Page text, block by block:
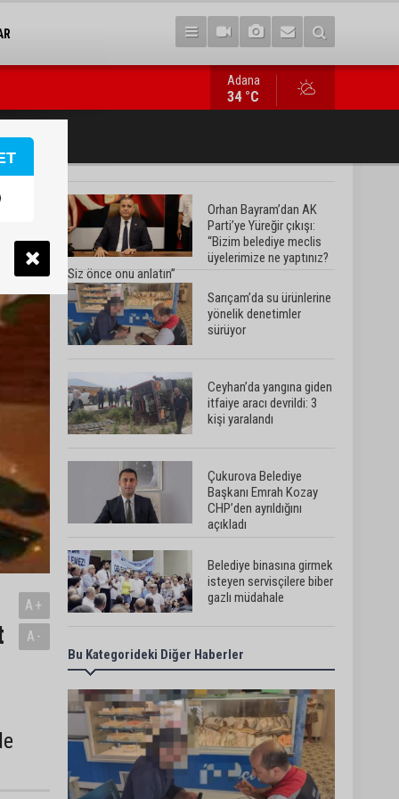
Ceyhan’da yangına giden itfaiye aracı devrildi: 3 kişi yaralandı
Adana
34 °C
A+
A-
Orhan Bayram’dan AK
Parti’ye Yüreğir çıkışı:
“Bizim belediye meclis
üyelerimize ne yaptınız?
Siz önce onu anlatın”
Sarıçam’da su ürünlerine
yönelik denetimler
sürüyor
Ceyhan’da yangına giden
itfaiye aracı devrildi: 3
kişi yaralandı
Çukurova Belediye
Başkanı Emrah Kozay
CHP’den ayrıldığını
açıkladı
Belediye binasına girmek
isteyen servisçilere biber
gazlı müdahale
Adana’da taziye evinde
silah çeken kişi
gözaltına alındı
Doç. Dr. Efsun
Somay’dan implant
uyarısı: “Sigara en büyük
risk”
Bu Kategorideki Diğer Haberler